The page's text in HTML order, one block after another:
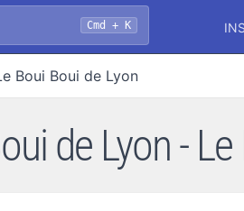
Cmd + K
Boui Boui de Lyon
de Lyon -